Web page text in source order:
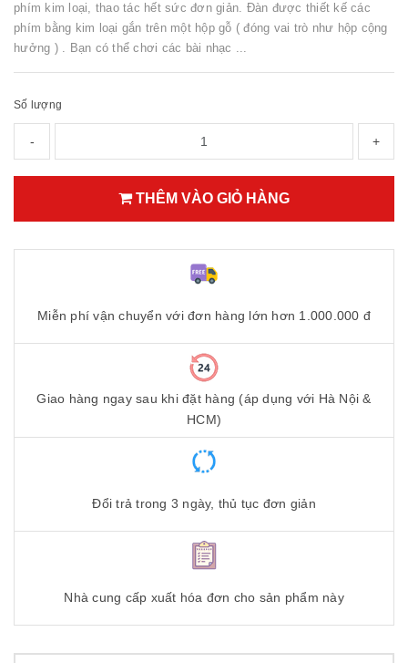
phím kim loại, thao tác hết sức đơn giản. Đàn được thiết kế các
phím bằng kim loại gắn trên một hộp gỗ ( đóng vai trò như hộp cộng
hưởng ) . Bạn có thể chơi các bài nhạc ...
Số lượng
- +
THÊM VÀO GIỎ HÀNG
Miễn phí vận chuyển với đơn hàng lớn hơn 1.000.000 đ
Giao hàng ngay sau khi đặt hàng (áp dụng với Hà Nội &
HCM)
Đổi trả trong 3 ngày, thủ tục đơn giản
Nhà cung cấp xuất hóa đơn cho sản phẩm này